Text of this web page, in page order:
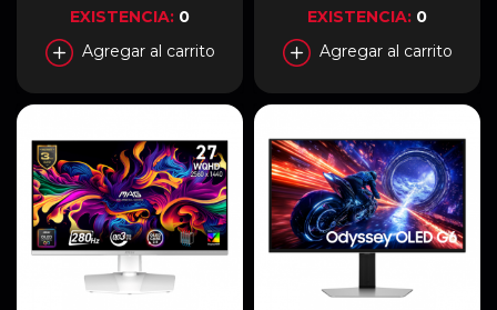
9H.LLHLA.TBL
EXISTENCIA: 0
Agregar al carrito
| BR-938655
EXISTENCIA: 0
Agregar al carrito